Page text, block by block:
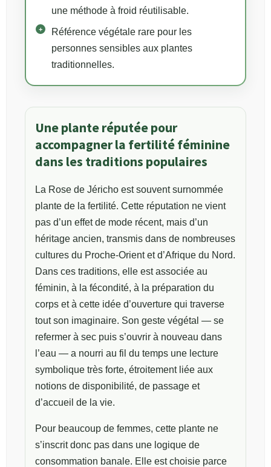
une méthode à froid réutilisable.
Référence végétale rare pour les
personnes sensibles aux plantes
traditionnelles.
Une plante réputée pour
accompagner la fertilité féminine
dans les traditions populaires
La Rose de Jéricho est souvent surnommée
plante de la fertilité. Cette réputation ne vient
pas d’un effet de mode récent, mais d’un
héritage ancien, transmis dans de nombreuses
cultures du Proche-Orient et d’Afrique du Nord.
Dans ces traditions, elle est associée au
féminin, à la fécondité, à la préparation du
corps et à cette idée d’ouverture qui traverse
tout son imaginaire. Son geste végétal — se
refermer à sec puis s’ouvrir à nouveau dans
l’eau — a nourri au fil du temps une lecture
symbolique très forte, étroitement liée aux
notions de disponibilité, de passage et
d’accueil de la vie.
Pour beaucoup de femmes, cette plante ne
s’inscrit donc pas dans une logique de
consommation banale. Elle est choisie parce